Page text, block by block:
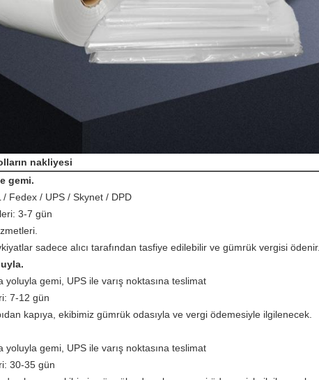
nakliyesi
gemi.
/ Fedex / UPS / Skynet / DPD
3-7 gün
sadece alıcı tarafından tasfiye edilebilir ve gümrük vergisi ödenir.
yoluyla gemi, UPS ile varış noktasına teslimat
7-12 gün
kapıya, ekibimiz gümrük odasıyla ve vergi ödemesiyle ilgilenecek.
yoluyla gemi, UPS ile varış noktasına teslimat
30-35 gün